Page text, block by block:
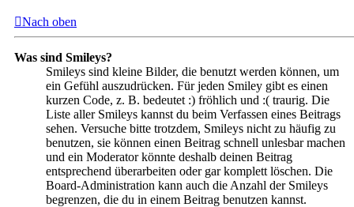
Nach oben
Was sind Smileys?
Smileys sind kleine Bilder, die benutzt werden können, um
ein Gefühl auszudrücken. Für jeden Smiley gibt es einen
kurzen Code, z. B. bedeutet :) fröhlich und :( traurig. Die
Liste aller Smileys kannst du beim Verfassen eines Beitrags
sehen. Versuche bitte trotzdem, Smileys nicht zu häufig zu
benutzen, sie können einen Beitrag schnell unlesbar machen
und ein Moderator könnte deshalb deinen Beitrag
entsprechend überarbeiten oder gar komplett löschen. Die
Board-Administration kann auch die Anzahl der Smileys
begrenzen, die du in einem Beitrag benutzen kannst.